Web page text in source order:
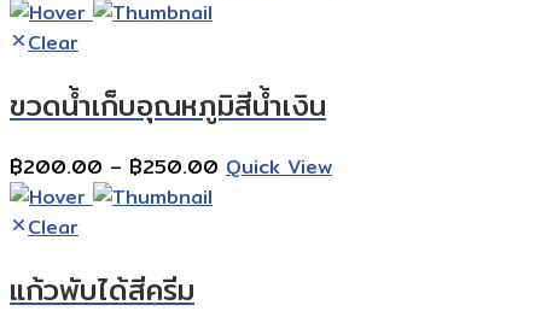
฿250.00
Clear
ขวดน้ำเก็บอุณหภูมิสีน้ำเงิน
฿200.00 – ฿250.00 Price
Quick View
Clear
แก้วพับได้สีครีม